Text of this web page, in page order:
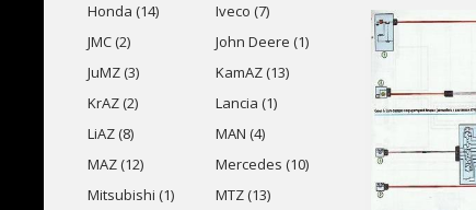
Honda (14)
Iveco (7)
JMC (2)
John Deere (1)
JuMZ (3)
KamAZ (13)
KrAZ (2)
Lancia (1)
LiAZ (8)
MAN (4)
MAZ (12)
Mercedes (10)
Mitsubishi (1)
MTZ (13)